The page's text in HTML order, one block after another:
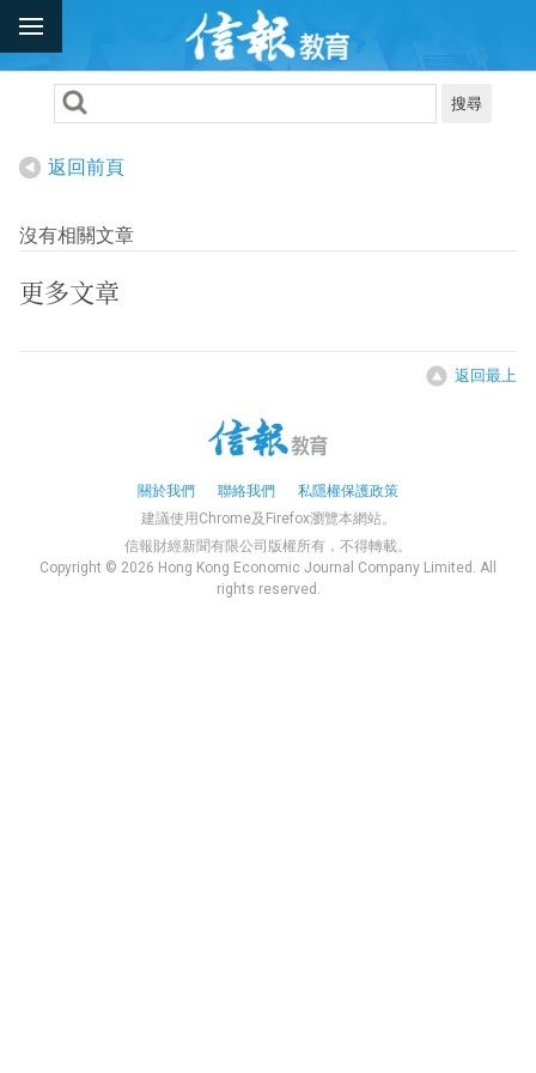
搜尋
返回前頁
沒有相關文章
更多文章
返回最上
關於我們 聯絡我們
私隱權保護政策
建議使用Chrome及Firefox瀏覽本網站。
信報財經新聞有限公司版權所有，不得轉載。
Copyright © 2026 Hong Kong Economic Journal Company Limited. All
rights reserved.